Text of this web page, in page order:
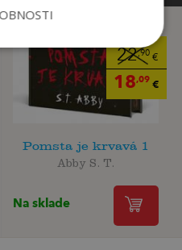
22,90€
18,09 €
Pomsta je krvavá 1
Abby S. T.
Na sklade